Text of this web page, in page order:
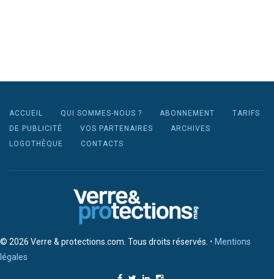
ACCUEIL QUI SOMMES-NOUS ? ABONNEMENT
TARIFS
DE PUBLICITÉ
VOS PARTENAIRES
ARCHIVES
LOGOTHÈQUE
CONTACTS
© 2026 Verre & protections.com. Tous droits réservés. • Mentions
légales